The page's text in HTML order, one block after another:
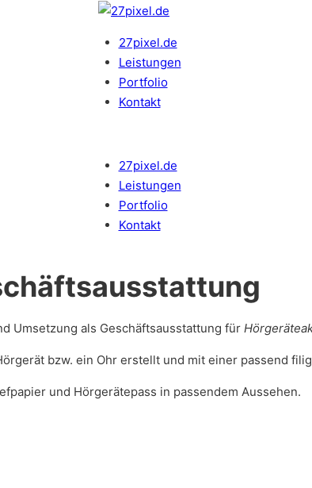
27pixel.de
Leistungen
Portfolio
Kontakt
27pixel.de
Leistungen
Portfolio
Kontakt
Umsetzung als Geschäftsausstattung für
bzw. ein Ohr erstellt und mit einer passend
und Hörgerätepass in passendem Aussehen.